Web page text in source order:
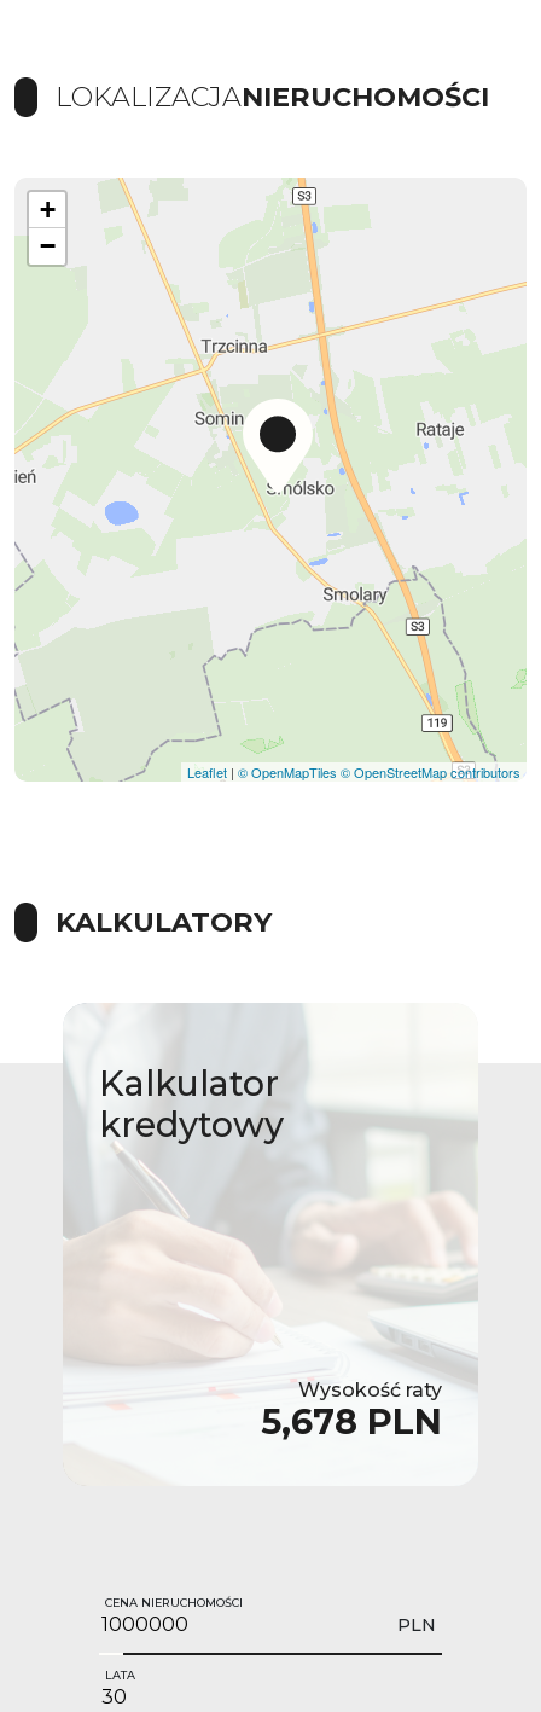
LOKALIZACJANIERUCHOMOŚCI
+
−
Leaflet | © OpenMapTiles © OpenStreetMap contributors
KALKULATORY
Kalkulator
kredytowy
Wysokość raty
5,678 PLN
CENA NIERUCHOMOŚCI
PLN
LATA